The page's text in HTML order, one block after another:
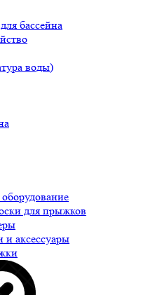
бассейна
воды)
для прыжков
аксессуары